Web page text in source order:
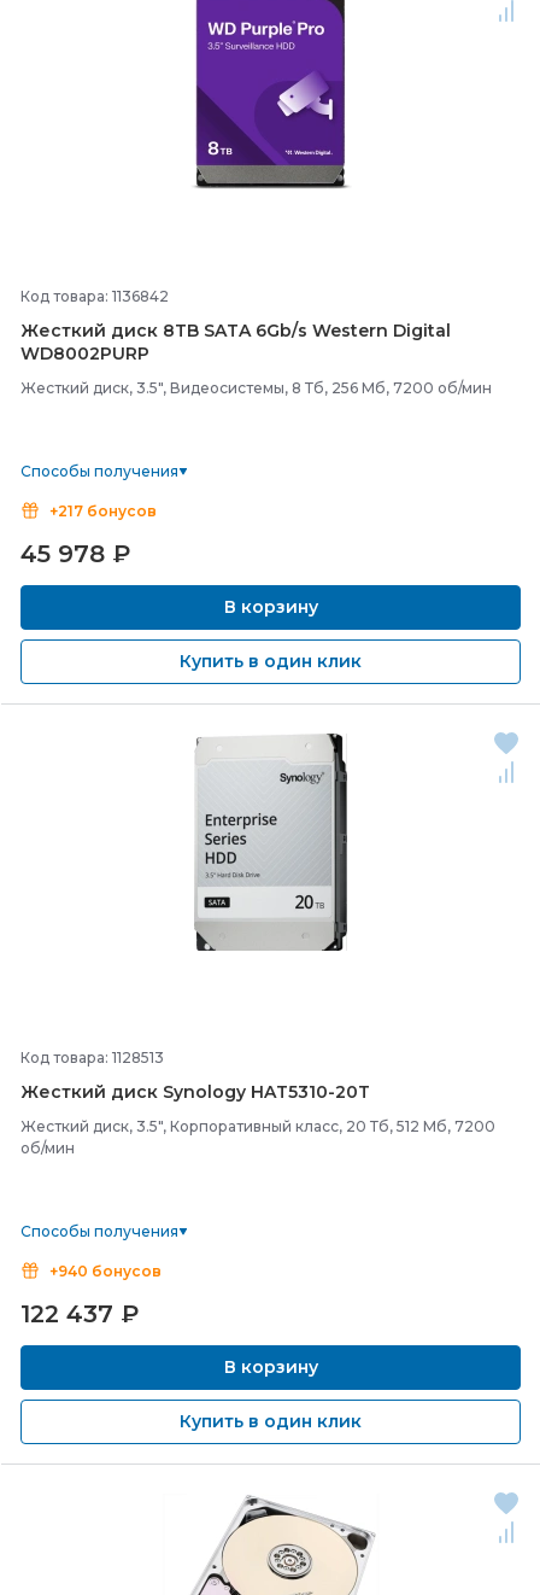
Код товара: 1136842
Жесткий диск 8TB SATA 6Gb/s Western Digital
WD8002PURP
Жесткий диск, 3.5", Видеосистемы, 8 Тб, 256 Мб, 7200 об/мин
Способы получения
+217 бонусов
45 978 ₽
В корзину
Купить в один клик
Код товара: 1128513
Жесткий диск Synology HAT5310-20T
Жесткий диск, 3.5", Корпоративный класс, 20 Тб, 512 Мб, 7200
об/мин
Способы получения
+940 бонусов
122 437 ₽
В корзину
Купить в один клик